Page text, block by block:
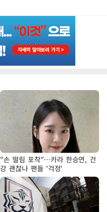
"손 떨림 포착"…카라 한승연, 건
강 괜찮나 팬들 '걱정'